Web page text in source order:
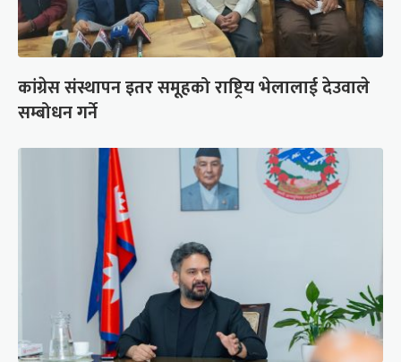
कांग्रेस संस्थापन इतर समूहको राष्ट्रिय भेलालाई देउवाले
सम्बोधन गर्ने